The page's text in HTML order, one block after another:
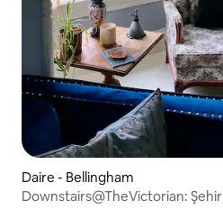
Daire - Bellingham
Downstairs@TheVictorian: